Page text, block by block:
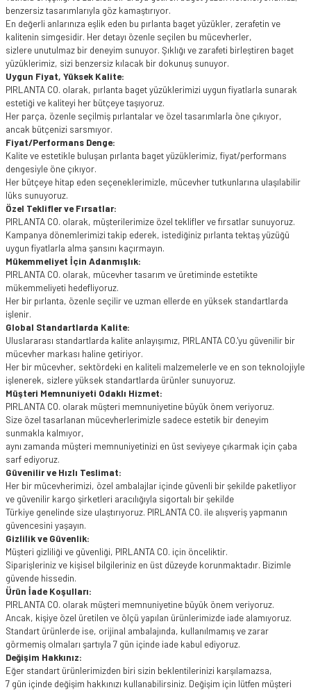
benzersiz tasarımlarıyla göz kamaştırıyor.
En değerli anlarınıza eşlik eden bu pırlanta baget yüzükler, zerafetin ve
kalitenin simgesidir. Her detayı özenle seçilen bu mücevherler,
sizlere unutulmaz bir deneyim sunuyor. Şıklığı ve zarafeti birleştiren baget
yüzüklerimiz, sizi benzersiz kılacak bir dokunuş sunuyor.
Uygun Fiyat, Yüksek Kalite:
PIRLANTA CO. olarak, pırlanta baget yüzüklerimizi uygun fiyatlarla sunarak
estetiği ve kaliteyi her bütçeye taşıyoruz.
Her parça, özenle seçilmiş pırlantalar ve özel tasarımlarla öne çıkıyor,
ancak bütçenizi sarsmıyor.
Fiyat/Performans Denge:
Kalite ve estetikle buluşan pırlanta baget yüzüklerimiz, fiyat/performans
dengesiyle öne çıkıyor.
Her bütçeye hitap eden seçeneklerimizle, mücevher tutkunlarına ulaşılabilir
lüks sunuyoruz.
Özel Teklifler ve Fırsatlar:
PIRLANTA CO. olarak, müşterilerimize özel teklifler ve fırsatlar sunuyoruz.
Kampanya dönemlerimizi takip ederek, istediğiniz pırlanta tektaş yüzüğü
uygun fiyatlarla alma şansını kaçırmayın.
Mükemmeliyet İçin Adanmışlık:
PIRLANTA CO. olarak, mücevher tasarım ve üretiminde estetikte
mükemmeliyeti hedefliyoruz.
Her bir pırlanta, özenle seçilir ve uzman ellerde en yüksek standartlarda
işlenir.
Global Standartlarda Kalite:
Uluslararası standartlarda kalite anlayışımız, PIRLANTA CO.'yu güvenilir bir
mücevher markası haline getiriyor.
Her bir mücevher, sektördeki en kaliteli malzemelerle ve en son teknolojiyle
işlenerek, sizlere yüksek standartlarda ürünler sunuyoruz.
Müşteri Memnuniyeti Odaklı Hizmet:
PIRLANTA CO. olarak müşteri memnuniyetine büyük önem veriyoruz.
Size özel tasarlanan mücevherlerimizle sadece estetik bir deneyim
sunmakla kalmıyor,
aynı zamanda müşteri memnuniyetinizi en üst seviyeye çıkarmak için çaba
sarf ediyoruz.
Güvenilir ve Hızlı Teslimat:
Her bir mücevherimizi, özel ambalajlar içinde güvenli bir şekilde paketliyor
ve güvenilir kargo şirketleri aracılığıyla sigortalı bir şekilde
Türkiye genelinde size ulaştırıyoruz. PIRLANTA CO. ile alışveriş yapmanın
güvencesini yaşayın.
Gizlilik ve Güvenlik:
Müşteri gizliliği ve güvenliği, PIRLANTA CO. için önceliktir.
Siparişleriniz ve kişisel bilgileriniz en üst düzeyde korunmaktadır. Bizimle
güvende hissedin.
Ürün İade Koşulları:
PIRLANTA CO. olarak müşteri memnuniyetine büyük önem veriyoruz.
Ancak, kişiye özel üretilen ve ölçü yapılan ürünlerimizde iade alamıyoruz.
Standart ürünlerde ise, orijinal ambalajında, kullanılmamış ve zarar
görmemiş olmaları şartıyla 7 gün içinde iade kabul ediyoruz.
Değişim Hakkınız:
Eğer standart ürünlerimizden biri sizin beklentilerinizi karşılamazsa,
7 gün içinde değişim hakkınızı kullanabilirsiniz. Değişim için lütfen müşteri